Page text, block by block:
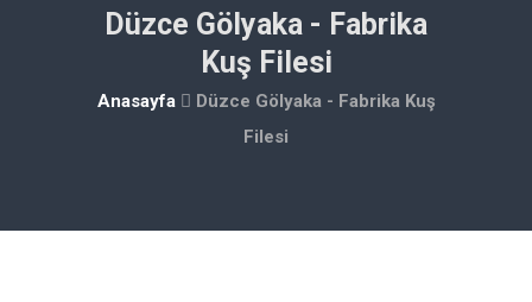
Düzce Gölyaka - Fabrika
Kuş Filesi
Anasayfa
Düzce Gölyaka - Fabrika Kuş
Filesi